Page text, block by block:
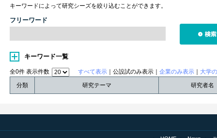
キーワードによって研究シーズを絞り込むことができます。
フリーワード
キーワード一覧
全0件 表示件数 すべて表示 ｜公設試のみ表示｜ 企業のみ表示
大学
分類
研究テーマ 研究者名